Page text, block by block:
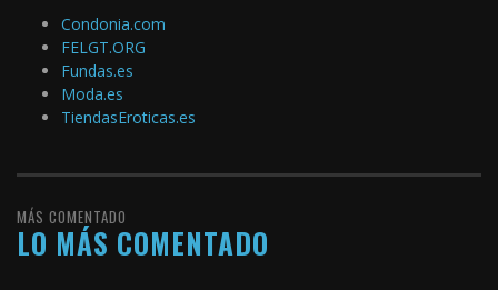
Condonia.com
FELGT.ORG
Fundas.es
Moda.es
TiendasEroticas.es
MÁS COMENTADO
LO MÁS COMENTADO